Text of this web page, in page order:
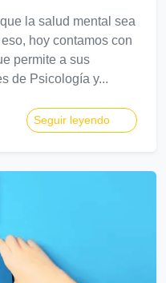
la salud mental sea
hoy contamos con
permite a sus
de Psicología y...
Seguir leyendo